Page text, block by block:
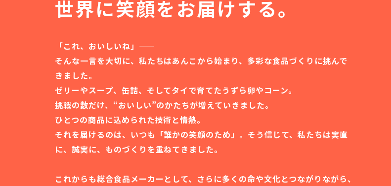
世界に笑顔をお届けする。
「これ、おいしいね」――
そんな一言を大切に、私たちはあんこから始まり、多彩な食品づくりに挑んで
きました。
ゼリーやスープ、缶詰、そしてタイで育てたうずら卵やコーン。
挑戦の数だけ、“おいしい”のかたちが増えていきました。
ひとつの商品に込められた技術と情熱。
それを届けるのは、いつも「誰かの笑顔のため」。そう信じて、私たちは実直
に、誠実に、ものづくりを重ねてきました。
これからも総合食品メーカーとして、さらに多くの命や文化とつながりながら、